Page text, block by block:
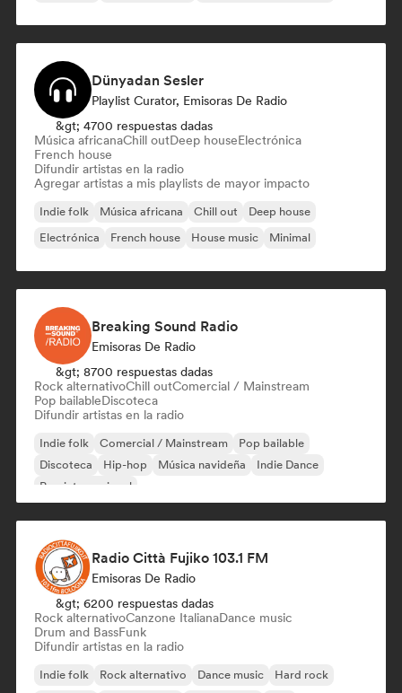
Dünyadan Sesler
Playlist Curator, Emisoras De Radio
&gt; 4700 respuestas dadas
Música africanaChill outDeep houseElectrónica
French house
Difundir artistas en la radio
Agregar artistas a mis playlists de mayor impacto
Indie folk Música africana Chill out
Deep house
Electrónica
French house House music Minimal
Breaking Sound Radio
Emisoras De Radio
&gt; 8700 respuestas dadas
Rock alternativoChill outComercial / Mainstream
Pop bailableDiscoteca
Difundir artistas en la radio
Indie folk Comercial / Mainstream
Pop bailable
Discoteca
Hip-hop Música navideña
Indie Dance
Pop internacional
Radio Città Fujiko 103.1 FM
Emisoras De Radio
&gt; 6200 respuestas dadas
Rock alternativoCanzone ItalianaDance music
Drum and BassFunk
Difundir artistas en la radio
Indie folk Rock alternativo Dance music
Hard rock